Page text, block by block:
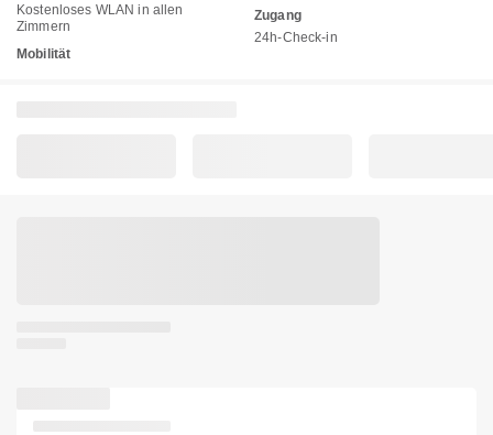
Kostenloses WLAN in allen
Zimmern
Mobilität
Zugang
24h-Check-in